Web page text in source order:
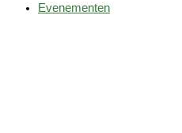
Evenementen